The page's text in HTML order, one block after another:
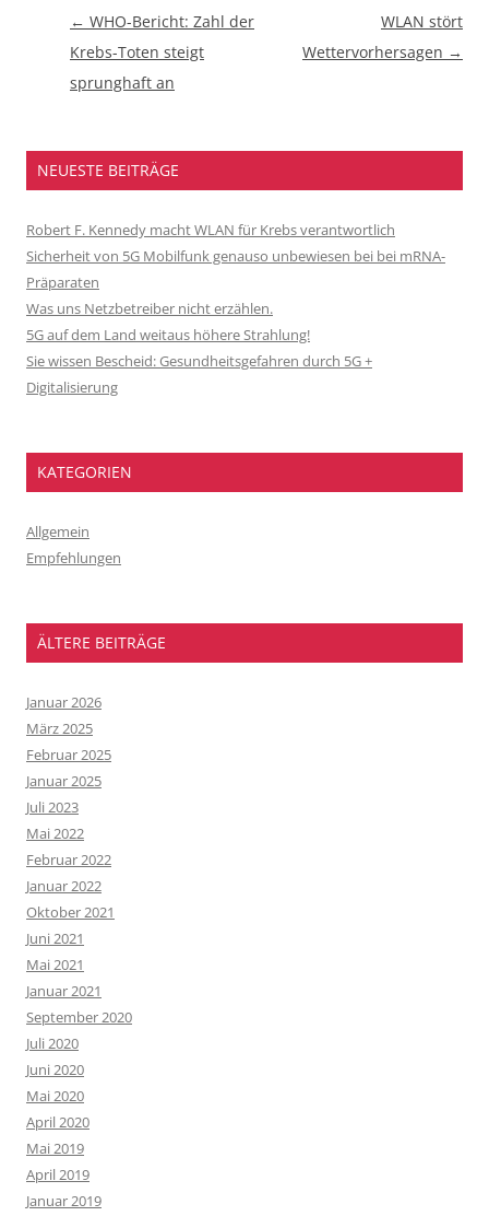
Beitragsnavigation
← WHO-Bericht: Zahl der
Krebs-Toten steigt
sprunghaft an
WLAN stört
Wettervorhersagen →
NEUESTE BEITRÄGE
Robert F. Kennedy macht WLAN für Krebs verantwortlich
Sicherheit von 5G Mobilfunk genauso unbewiesen bei bei mRNA-
Präparaten
Was uns Netzbetreiber nicht erzählen.
5G auf dem Land weitaus höhere Strahlung!
Sie wissen Bescheid: Gesundheitsgefahren durch 5G +
Digitalisierung
KATEGORIEN
Allgemein
Empfehlungen
ÄLTERE BEITRÄGE
Januar 2026
März 2025
Februar 2025
Januar 2025
Juli 2023
Mai 2022
Februar 2022
Januar 2022
Oktober 2021
Juni 2021
Mai 2021
Januar 2021
September 2020
Juli 2020
Juni 2020
Mai 2020
April 2020
Mai 2019
April 2019
Januar 2019